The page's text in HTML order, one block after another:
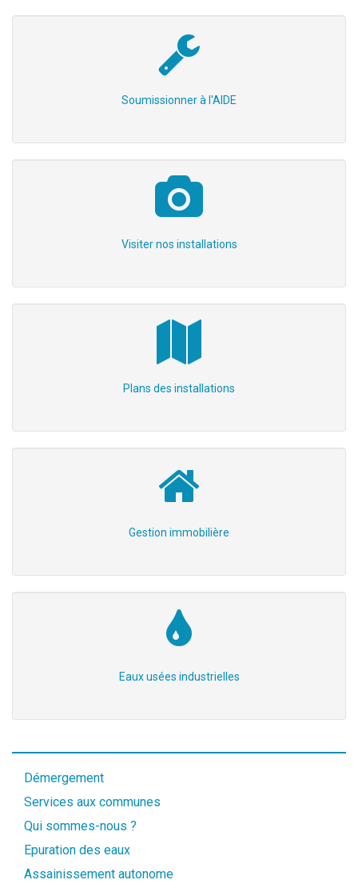
Soumissionner à l'AIDE
Visiter nos installations
Plans des installations
Gestion immobilière
Eaux usées industrielles
Démergement
Services aux communes
Qui sommes-nous ?
Epuration des eaux
Assainissement autonome